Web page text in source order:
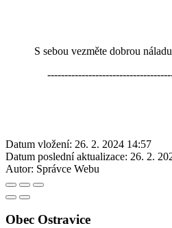
S sebou vezměte dobrou
Datum vložení: 26. 2. 2024 14:57
Datum poslední aktualizace: 26. 2.
Autor: Správce Webu
Obec Ostravice